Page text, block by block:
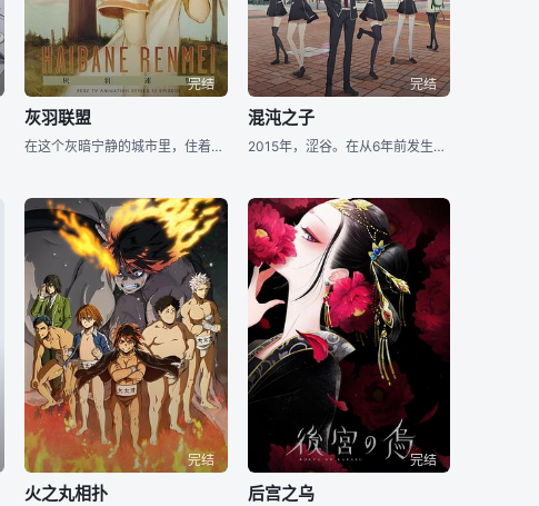
完结
灰羽联盟
在这个灰暗宁静的城市里，住着一群生长着灰色羽翼的孩子们，有一个名为“灰羽联盟”的机构在暗中庇护着他们不受到外界侵扰，就这样，沉默的孩子们每一天都过着平静的日子。他们是谁？来自哪里？背后的翅膀有何含
完结
混沌之子
2015年，涩谷。在从6年前发生的大灾害“涩谷地震”当中复兴的城市所新设的私立高中“碧朋学园”就读的少年宫代拓留，追寻着作为自身设立的新闻部活动一环的、被称作“新时代疯狂的再来”的连续杀人事件……
完结
火之丸相扑
完结
后宫之乌